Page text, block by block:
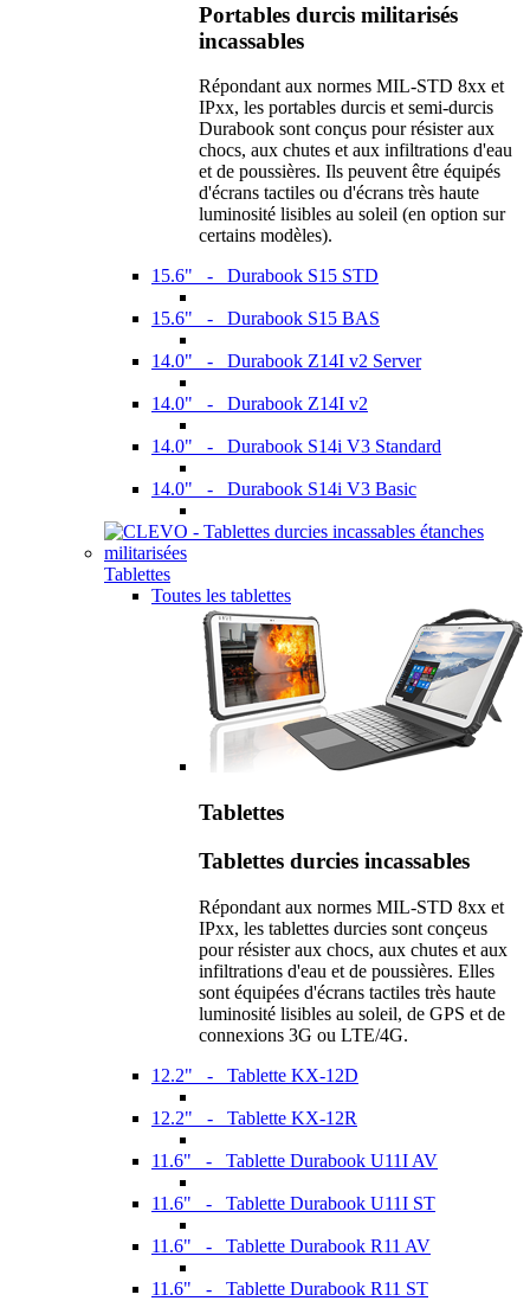
Portables durcis militarisés
incassables
Répondant aux normes MIL-STD 8xx et
IPxx, les portables durcis et semi-durcis
Durabook sont conçus pour résister aux
chocs, aux chutes et aux infiltrations d'eau
et de poussières. Ils peuvent être équipés
d'écrans tactiles ou d'écrans très haute
luminosité lisibles au soleil (en option sur
certains modèles).
15.6" - Durabook S15 STD
15.6" - Durabook S15 BAS
14.0" - Durabook Z14I v2 Server
14.0" - Durabook Z14I v2
14.0" - Durabook S14i V3 Standard
14.0" - Durabook S14i V3 Basic
Tablettes
Toutes les tablettes
Tablettes
Tablettes durcies incassables
Répondant aux normes MIL-STD 8xx et
IPxx, les tablettes durcies sont conçeus
pour résister aux chocs, aux chutes et aux
infiltrations d'eau et de poussières. Elles
sont équipées d'écrans tactiles très haute
luminosité lisibles au soleil, de GPS et de
connexions 3G ou LTE/4G.
12.2" - Tablette KX-12D
12.2" - Tablette KX-12R
11.6" - Tablette Durabook U11I AV
11.6" - Tablette Durabook U11I ST
11.6" - Tablette Durabook R11 AV
11.6" - Tablette Durabook R11 ST